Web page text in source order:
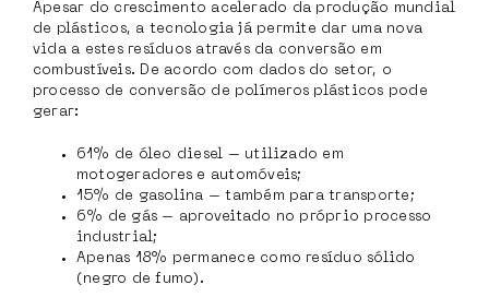
Apesar do crescimento acelerado da produção mundial
de plásticos, a tecnologia já permite dar uma nova
vida a estes resíduos através da conversão em
combustíveis. De acordo com dados do setor, o
processo de conversão de polímeros plásticos pode
gerar:
61% de óleo diesel – utilizado em
motogeradores e automóveis;
15% de gasolina – também para transporte;
6% de gás – aproveitado no próprio processo
industrial;
Apenas 18% permanece como resíduo sólido
(negro de fumo).